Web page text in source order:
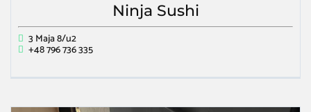
Ninja Sushi
3 Maja 8/u2
+48 796 736 335